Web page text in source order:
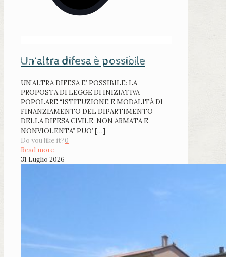
Un’altra difesa è possibile
UN’ALTRA DIFESA E’ POSSIBILE: LA
PROPOSTA DI LEGGE DI INIZIATIVA
POPOLARE “ISTITUZIONE E MODALITÀ DI
FINANZIAMENTO DEL DIPARTIMENTO
DELLA DIFESA CIVILE, NON ARMATA E
NONVIOLENTA” PUO’ […]
Do you like it?0
Read more
31 Luglio 2026